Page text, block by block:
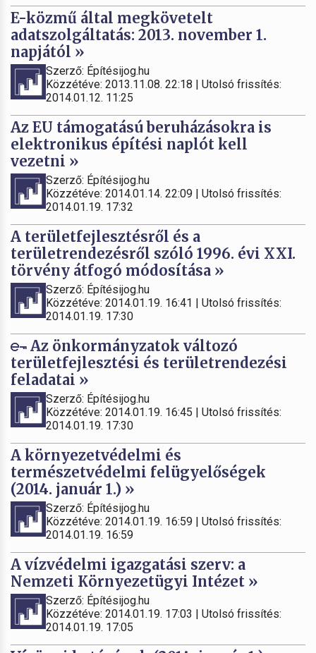
E-közmű által megkövetelt
adatszolgáltatás: 2013. november 1.
napjától »
Szerző: Építésijog.hu
Közzétéve: 2013.11.08. 22:18 | Utolsó frissítés:
2014.01.12. 11:25
Az EU támogatású beruházásokra is
elektronikus építési naplót kell
vezetni »
Szerző: Építésijog.hu
Közzétéve: 2014.01.14. 22:09 | Utolsó frissítés:
2014.01.19. 17:32
A területfejlesztésről és a
területrendezésről szóló 1996. évi XXI.
törvény átfogó módosítása »
Szerző: Építésijog.hu
Közzétéve: 2014.01.19. 16:41 | Utolsó frissítés:
2014.01.19. 17:30
Az önkormányzatok változó
területfejlesztési és területrendezési
feladatai »
Szerző: Építésijog.hu
Közzétéve: 2014.01.19. 16:45 | Utolsó frissítés:
2014.01.19. 17:30
A környezetvédelmi és
természetvédelmi felügyelőségek
(2014. január 1.) »
Szerző: Építésijog.hu
Közzétéve: 2014.01.19. 16:59 | Utolsó frissítés:
2014.01.19. 16:59
A vízvédelmi igazgatási szerv: a
Nemzeti Környezetügyi Intézet »
Szerző: Építésijog.hu
Közzétéve: 2014.01.19. 17:03 | Utolsó frissítés:
2014.01.19. 17:05